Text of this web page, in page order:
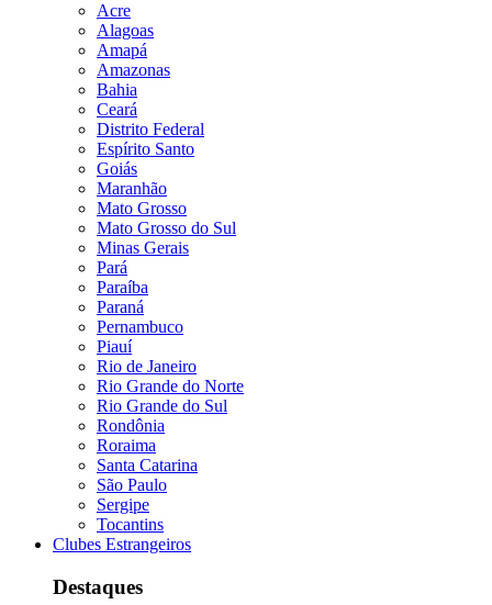
Acre
Alagoas
Amapá
Amazonas
Bahia
Ceará
Distrito Federal
Espírito Santo
Goiás
Maranhão
Mato Grosso
Mato Grosso do Sul
Minas Gerais
Pará
Paraíba
Paraná
Pernambuco
Piauí
Rio de Janeiro
Rio Grande do Norte
Rio Grande do Sul
Rondônia
Roraima
Santa Catarina
São Paulo
Sergipe
Tocantins
Clubes Estrangeiros
Destaques